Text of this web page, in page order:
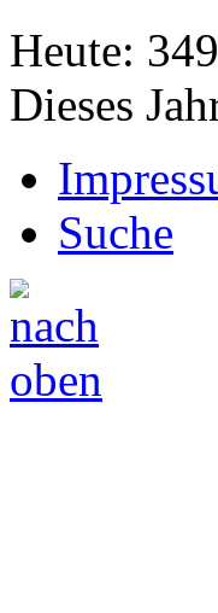
Heute: 349
Dieses
Suche